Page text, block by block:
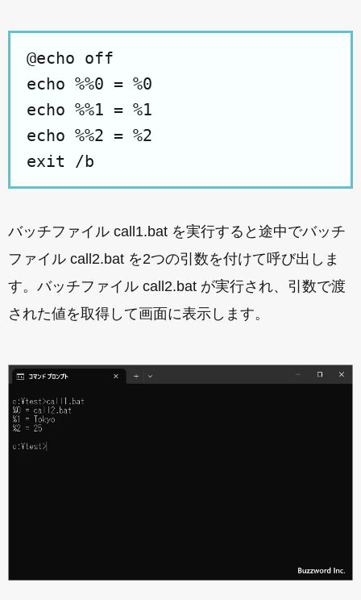
@echo off
echo %%0 = %0
echo %%1 = %1
echo %%2 = %2
exit /b
バッチファイル call1.bat を実行すると途中でバッチ
ファイル call2.bat を2つの引数を付けて呼び出しま
す。バッチファイル call2.bat が実行され、引数で渡
された値を取得して画面に表示します。